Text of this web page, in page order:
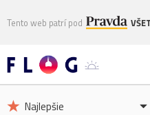
Tento web patrí pod
Najlepšie